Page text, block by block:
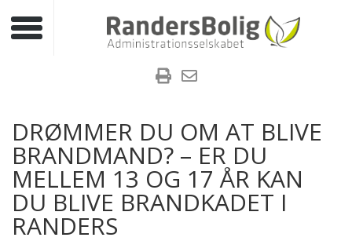
Toggle navigation
DRØMMER DU OM AT BLIVE
BRANDMAND? – ER DU
MELLEM 13 OG 17 ÅR KAN
DU BLIVE BRANDKADET I
RANDERS